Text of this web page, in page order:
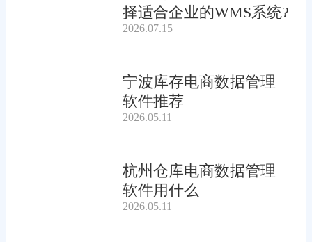
择适合企业的WMS系统?
2026.07.15
宁波库存电商数据管理
软件推荐
2026.05.11
杭州仓库电商数据管理
软件用什么
2026.05.11